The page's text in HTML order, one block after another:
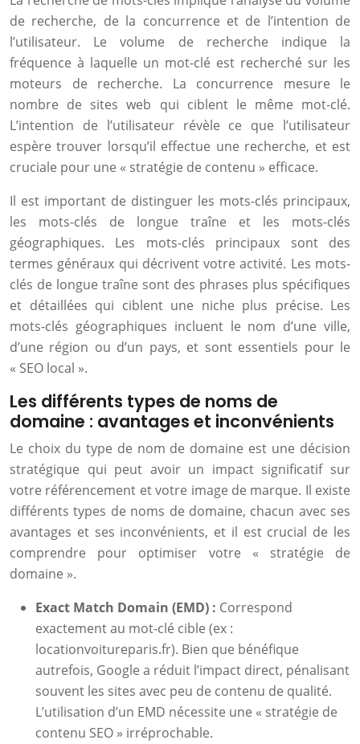
de recherche, de la concurrence et de l’intention de
l’utilisateur. Le volume de recherche indique la
fréquence à laquelle un mot-clé est recherché sur les
moteurs de recherche. La concurrence mesure le
nombre de sites web qui ciblent le même mot-clé.
L’intention de l’utilisateur révèle ce que l’utilisateur
espère trouver lorsqu’il effectue une recherche, et est
cruciale pour une « stratégie de contenu » efficace.
Il est important de distinguer les mots-clés principaux,
les mots-clés de longue traîne et les mots-clés
géographiques. Les mots-clés principaux sont des
termes généraux qui décrivent votre activité. Les mots-
clés de longue traîne sont des phrases plus spécifiques
et détaillées qui ciblent une niche plus précise. Les
mots-clés géographiques incluent le nom d’une ville,
d’une région ou d’un pays, et sont essentiels pour le
« SEO local ».
Les différents types de noms de
domaine : avantages et inconvénients
Le choix du type de nom de domaine est une décision
stratégique qui peut avoir un impact significatif sur
votre référencement et votre image de marque. Il existe
différents types de noms de domaine, chacun avec ses
avantages et ses inconvénients, et il est crucial de les
comprendre pour optimiser votre « stratégie de
domaine ».
Exact Match Domain (EMD) : Correspond
exactement au mot-clé cible (ex :
locationvoitureparis.fr). Bien que bénéfique
autrefois, Google a réduit l’impact direct, pénalisant
souvent les sites avec peu de contenu de qualité.
L’utilisation d’un EMD nécessite une « stratégie de
contenu SEO » irréprochable.